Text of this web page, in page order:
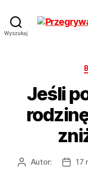
Wyszukaj
Jeśli
AutorAutor:
Data
17